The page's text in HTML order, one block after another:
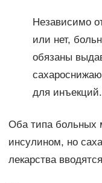
Независимо
или нет,
обязаны
для инъекций.
Оба типа больных
инсулином, но
лекарства